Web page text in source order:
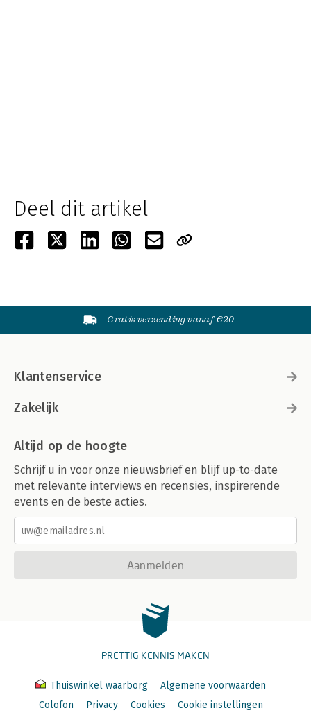
Deel dit artikel
Gratis verzending vanaf €20
Klantenservice
Zakelijk
Altijd op de hoogte
Schrijf u in voor onze nieuwsbrief en blijf up-to-date
met relevante interviews en recensies, inspirerende
events en de beste acties.
Aanmelden
PRETTIG KENNIS MAKEN
Thuiswinkel waarborg
Algemene voorwaarden
Colofon
Privacy Cookies Cookie instellingen